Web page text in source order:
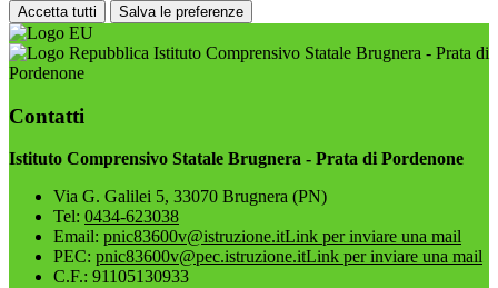
Accetta tutti Salva le preferenze
Istituto Comprensivo Statale Brugnera - Prata di
Pordenone
Contatti
Istituto Comprensivo Statale Brugnera - Prata di Pordenone
Via G. Galilei 5, 33070 Brugnera (PN)
Tel: 0434-623038
Email: pnic83600v@istruzione.itLink per inviare una mail
PEC: pnic83600v@pec.istruzione.itLink per inviare una mail
C.F.: 91105130933